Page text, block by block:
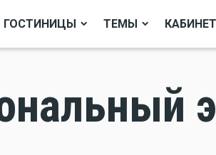
ГОСТИНИЦЫ ТЕМЫ КАБИНЕТ